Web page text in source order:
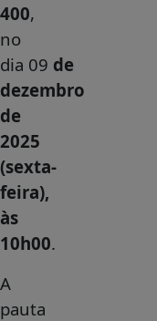
400,
no
dia 09 de
dezembro
de
2025
(sexta-
feira),
às
10h00.
A
pauta